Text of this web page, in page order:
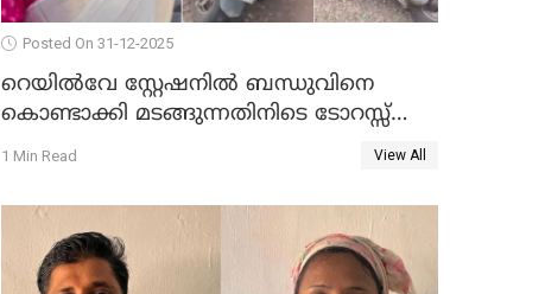
Posted On 31-12-2025
റെയിൽവേ സ്റ്റേഷനിൽ ബന്ധുവിനെ
കൊണ്ടാക്കി മടങ്ങുന്നതിനിടെ ടോറസ്സ്
ലോറി സ്കൂട്ടറിൽ ഇടിച്ചു : യുവതിക്ക്
1 Min Read View All